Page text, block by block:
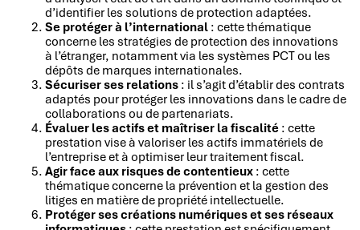
d’identifier les solutions de protection adaptées.
Se protéger à l’international : cette thématique
concerne les stratégies de protection des innovations
à l’étranger, notamment via les systèmes PCT ou les
dépôts de marques internationales.
Sécuriser ses relations : il s’agit d’établir des contrats
adaptés pour protéger les innovations dans le cadre de
collaborations ou de partenariats.
Évaluer les actifs et maîtriser la fiscalité : cette
prestation vise à valoriser les actifs immatériels de
l’entreprise et à optimiser leur traitement fiscal.
Agir face aux risques de contentieux : cette
thématique concerne la prévention et la gestion des
litiges en matière de propriété intellectuelle.
Protéger ses créations numériques et ses réseaux